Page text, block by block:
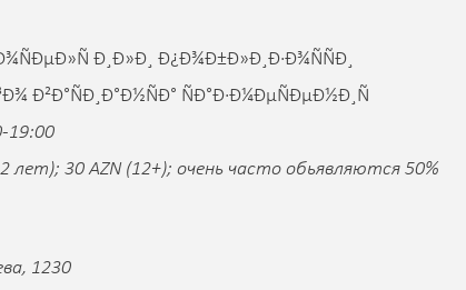
19:00
30 AZN (12+); очень часто обьявляются 50%
1230